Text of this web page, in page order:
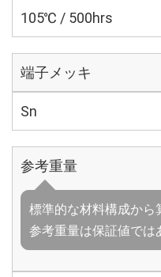
105℃ / 500hrs
端子メッキ
Sn
参考重量
標準的な材料構成から
参考重量は保証値では